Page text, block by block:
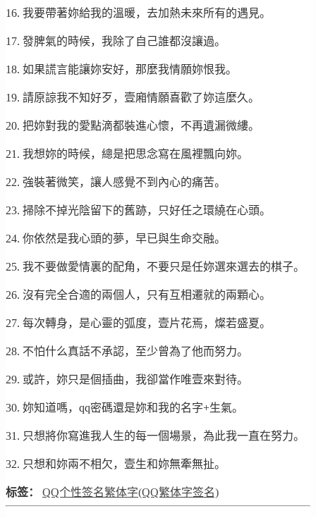
16. 我要帶著妳給我的溫暖，去加熱未來所有的遇見。
17. 發脾氣的時候，我除了自己誰都沒讓過。
18. 如果謊言能讓妳安好，那麼我情願妳恨我。
19. 請原諒我不知好歹，壹廂情願喜歡了妳這麼久。
20. 把妳對我的愛點滴都裝進心懷，不再遺漏微縷。
21. 我想妳的時候，總是把思念寫在風裡飄向妳。
22. 強裝著微笑，讓人感覺不到內心的痛苦。
23. 掃除不掉光陰留下的舊跡，只好任之環繞在心頭。
24. 你依然是我心頭的夢，早已與生命交融。
25. 我不要做愛情裏的配角，不要只是任妳選來選去的棋子。
26. 沒有完全合適的兩個人，只有互相遷就的兩顆心。
27. 每次轉身，是心靈的弧度，壹片花焉，燦若盛夏。
28. 不怕什么真話不承認，至少曾為了他而努力。
29. 或許，妳只是個插曲，我卻當作唯壹來對待。
30. 妳知道嗎，qq密碼還是妳和我的名字+生氣。
31. 只想將你寫進我人生的每一個場景，為此我一直在努力。
32. 只想和妳兩不相欠，壹生和妳無牽無扯。
标签： QQ个性签名繁体字(QQ繁体字签名)